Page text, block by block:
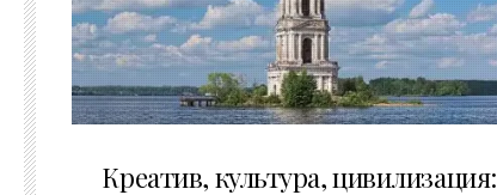
Креатив, культура, цивилизация: